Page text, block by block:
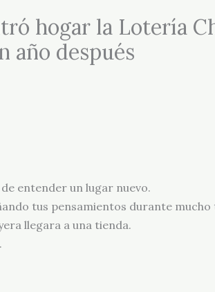
hogar la Lotería
año después
entender un lugar nuevo.
tus pensamientos durante mucho
llegara a una tienda.